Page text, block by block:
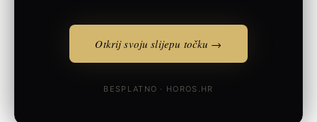
Otkrij svoju slijepu točku →
BESPLATNO · HOROS.HR